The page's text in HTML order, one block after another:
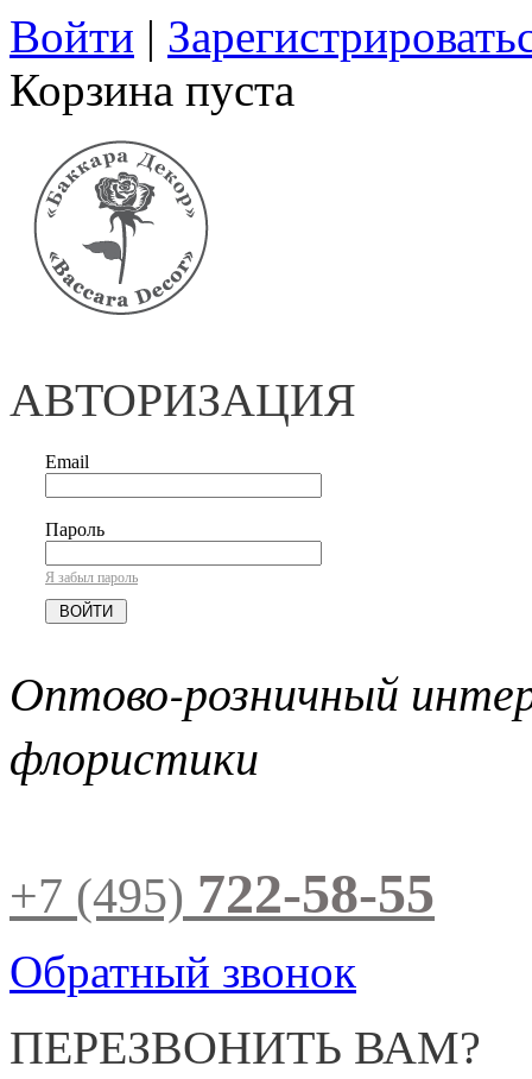
Войти |
Корзина пуста
АВТОРИЗАЦИЯ
Email
Пароль
Я забыл пароль
Оптово-розничный
флористики
+7 (495) 722-58-55
Обратный звонок
ПЕРЕЗВОНИТЬ ВАМ?